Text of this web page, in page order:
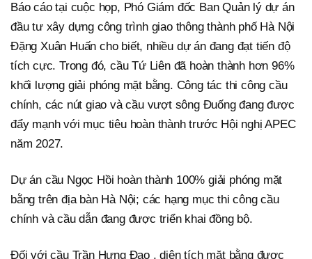
Báo cáo tại cuộc họp, Phó Giám đốc Ban Quản lý dự án
đầu tư xây dựng công trình giao thông thành phố Hà Nội
Đặng Xuân Huấn cho biết, nhiều dự án đang đạt tiến độ
tích cực. Trong đó, cầu Tứ Liên đã hoàn thành hơn 96%
khối lượng giải phóng mặt bằng. Công tác thi công cầu
chính, các nút giao và cầu vượt sông Đuống đang được
đẩy mạnh với mục tiêu hoàn thành trước Hội nghị APEC
năm 2027.
Dự án cầu Ngọc Hồi hoàn thành 100% giải phóng mặt
bằng trên địa bàn Hà Nội; các hạng mục thi công cầu
chính và cầu dẫn đang được triển khai đồng bộ.
Đối với cầu Trần Hưng Đạo , diện tích mặt bằng được